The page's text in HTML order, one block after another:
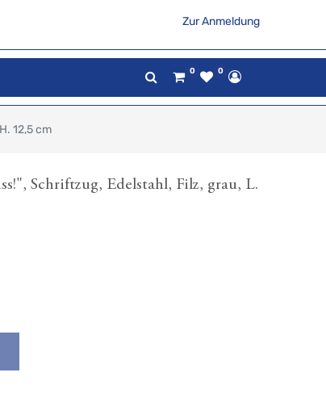
Zur Anmeldung
0 0
12,5 cm
Schriftzug, Edelstahl, Filz, grau, L.